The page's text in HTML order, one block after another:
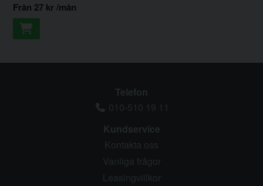
från 27 kr /mån
Telefon
010-510 19 11
Kundservice
Kontakta oss
Vanliga frågor
Leasingvillkor